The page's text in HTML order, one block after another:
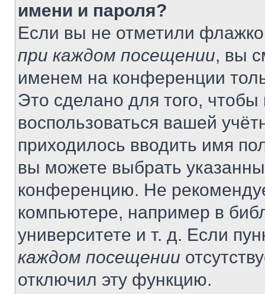
имени и пароля?
Если вы не отметили
при каждом посещении, вы
именем на конференции
Это сделано для того, чтобы
воспользоваться вашей
приходилось вводить имя
вы можете выбрать
конференцию. Не
компьютере, например в
университете и т. д. Если
каждом посещении
отключил эту функцию.